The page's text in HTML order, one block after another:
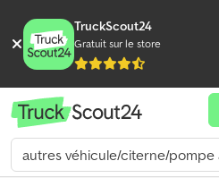
TruckScout24
Gratuit sur le store